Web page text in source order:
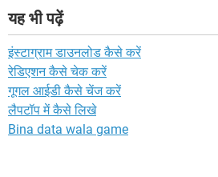
यह भी पढ़ें
इंस्टाग्राम डाउनलोड कैसे करें
रेडिएशन कैसे चेक करें
गूगल आईडी कैसे चेंज करें
लैपटॉप में कैसे लिखे
Bina data wala game